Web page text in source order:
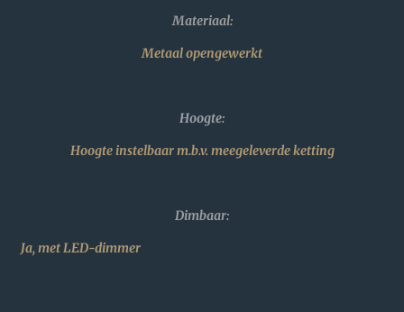
Materiaal:
Metaal opengewerkt
Hoogte:
Hoogte instelbaar m.b.v. meegeleverde ketting
Dimbaar:
Ja, met LED-dimmer